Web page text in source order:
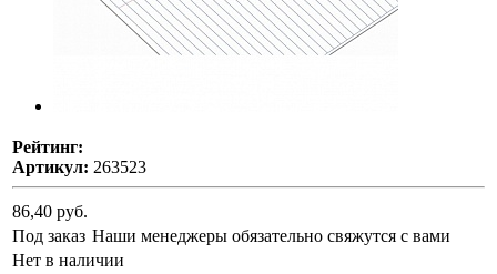
Рейтинг:
Артикул: 263523
86,40 руб.
Под заказ Наши менеджеры обязательно свяжутся с вами
Нет в наличии